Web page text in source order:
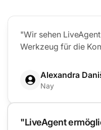
"Wir sehen
Werkzeug für die
Alexandra
Nay
"LiveAgent